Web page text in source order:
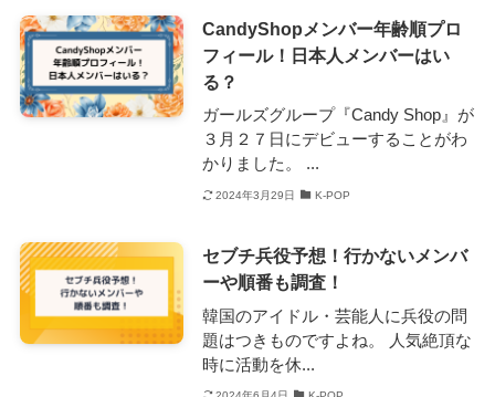
CandyShopメンバー年齢順プロ
フィール！日本人メンバーはい
る？
ガールズグループ『Candy Shop』が
３月２７日にデビューすることがわ
かりました。 ...
2024年3月29日 K-POP
セブチ兵役予想！行かないメンバ
ーや順番も調査！
韓国のアイドル・芸能人に兵役の問
題はつきものですよね。 人気絶頂な
時に活動を休...